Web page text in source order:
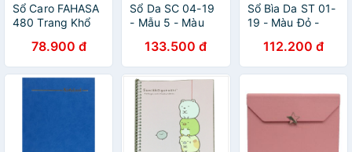
Sổ Caro FAHASA
480 Trang Khổ
78.900 đ
Sổ Da SC 04-19
- Mẫu 5 - Màu
133.500 đ
Sổ Bìa Da ST 01-
19 - Màu Đỏ -
112.200 đ